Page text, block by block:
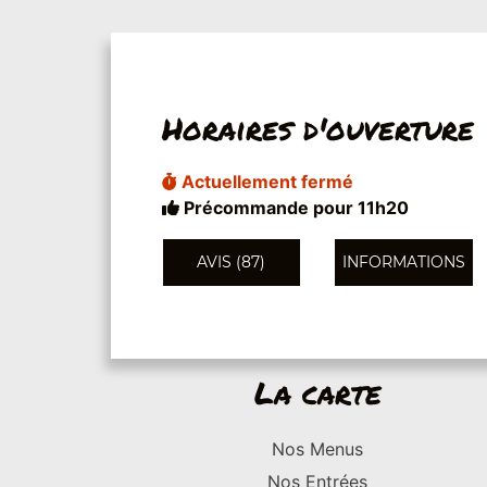
Horaires d'ouverture
Actuellement fermé
Précommande pour 11h20
AVIS (87) INFORMATIONS
La carte
Nos Menus
Nos Entrées